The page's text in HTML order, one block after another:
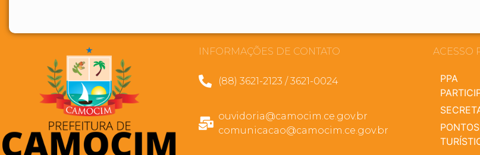
INFORMAÇÕES DE CONTATO
(88) 3621-2123 / 3621-0024
ouvidoria@camocim.ce.gov.br
comunicacao@camocim.ce.gov.br
ACESSO
PPA
PONTOS